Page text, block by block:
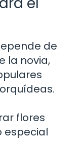
de
la novia,
flores
especial